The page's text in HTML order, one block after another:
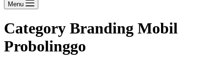
Menu
Category Branding Mobil
Probolinggo